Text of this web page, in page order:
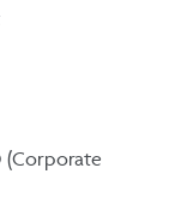
(Corporate